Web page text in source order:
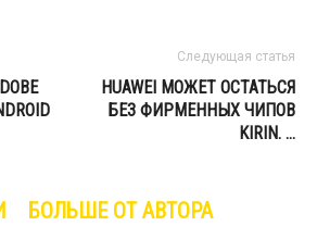
Следующая статья
HUAWEI МОЖЕТ ОСТАТЬСЯ
БЕЗ ФИРМЕННЫХ ЧИПОВ
KIRIN. …
БОЛЬШЕ ОТ АВТОРА